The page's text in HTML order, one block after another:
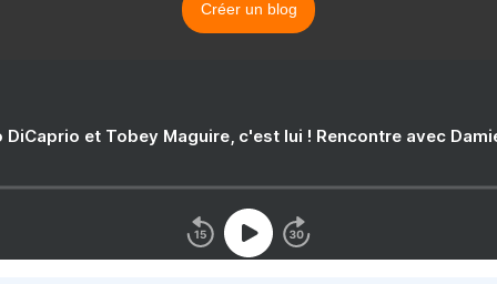
Créer un blog
DiCaprio et Tobey Maguire, c'est lui ! Rencontre avec